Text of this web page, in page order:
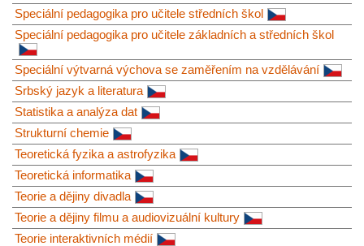
Speciální pedagogika pro učitele středních škol
Speciální pedagogika pro učitele základních a středních škol
Speciální výtvarná výchova se zaměřením na vzdělávání
Srbský jazyk a literatura
Statistika a analýza dat
Strukturní chemie
Teoretická fyzika a astrofyzika
Teoretická informatika
Teorie a dějiny divadla
Teorie a dějiny filmu a audiovizuální kultury
Teorie interaktivních médií